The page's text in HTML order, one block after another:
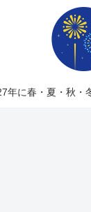
に春・夏・秋